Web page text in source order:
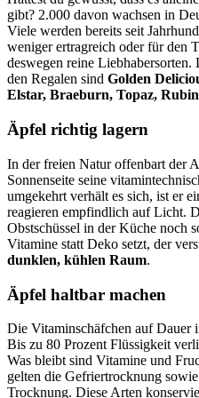
gibt? 2.000 davon wachsen in
Viele werden bereits seit
weniger ertragreich oder für den
deswegen reine
den Regalen sind Golden
Elstar, Braeburn, Topaz,
Äpfel richtig lagern
In der freien Natur offenbart der
Sonnenseite seine
umgekehrt verhält es sich, ist er
reagieren empfindlich auf Licht.
Obstschüssel in der Küche noch
Vitamine statt Deko setzt, der
dunklen, kühlen Raum.
Äpfel haltbar machen
Die Vitaminschäfchen auf Dauer
Bis zu 80 Prozent Flüssigkeit
Was bleibt sind Vitamine und
gelten die Gefriertrocknung
Trocknung. Diese Arten